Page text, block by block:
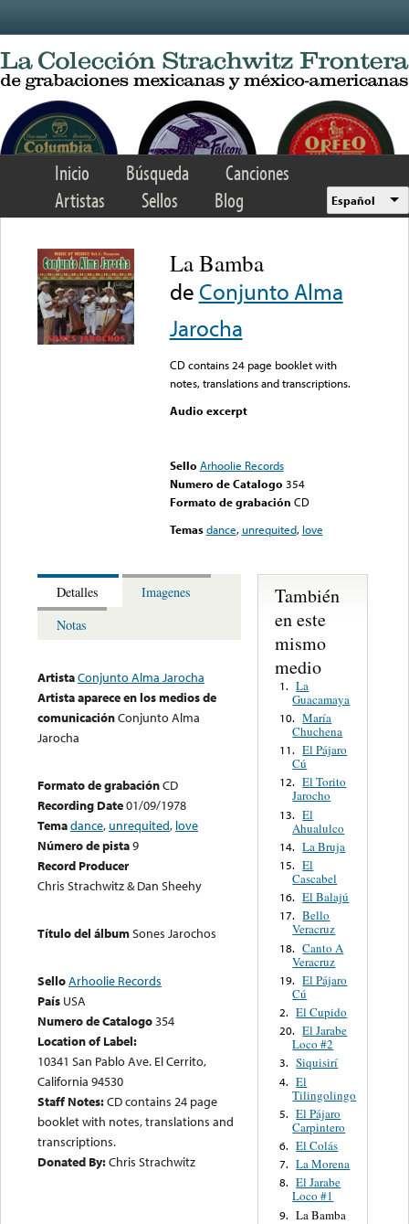
Inicio Búsqueda
Canciones
Artistas
Sellos Blog Español
La Bamba
de Conjunto Alma
Jarocha
CD contains 24 page booklet with
notes, translations and transcriptions.
Audio excerpt
Sello Arhoolie Records
Numero de Catalogo 354
Formato de grabación CD
Temas dance,unrequited, love
Detalles
Imagenes
Notas
ArtistaConjunto Alma Jarocha
Artista aparece en los medios de
comunicaciónConjunto Alma
Jarocha
Formato de grabaciónCD
Recording Date01/09/1978
Temadance, unrequited, love
Número de pista9
Record Producer
Chris Strachwitz & Dan Sheehy
Título del álbumSones Jarochos
SelloArhoolie Records
País USA
Numero de Catalogo354
Location of Label:
10341 San Pablo Ave. El Cerrito,
California 94530
Staff Notes:CD contains 24 page
booklet with notes, translations and
transcriptions.
Donated By:Chris Strachwitz
También
en este
mismo
medio
1. La
Guacamaya
10. María
Chuchena
11. El Pájaro
Cú
12. El Torito
Jarocho
13. El
Ahualulco
14. La Bruja
15. El
Cascabel
16. El Balajú
17. Bello
Veracruz
18. Canto A
Veracruz
19. El Pájaro
Cú
2. El Cupido
20. El Jarabe
Loco #2
3. Siquisirí
4. El
Tilingolingo
5. El Pájaro
Carpintero
6. El Colás
7. La Morena
8. El Jarabe
Loco #1
9. La Bamba